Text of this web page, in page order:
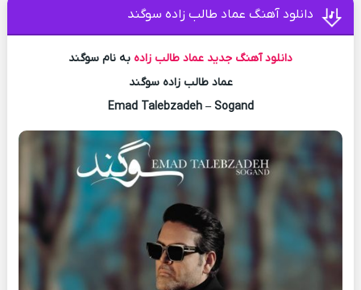
دانلود آهنگ عماد طالب زاده سوگند
دانلود آهنگ جدید عماد طالب زاده به نام سوگند
عماد طالب زاده سوگند
Emad Talebzadeh – Sogand